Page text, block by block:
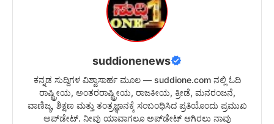
suddionenews
ಕನ್ನಡ ಸುದ್ದಿಗಳ ವಿಶ್ವಾಸಾರ್ಹ ಮೂಲ — suddione.com ನಲ್ಲಿ ಓದಿ
ರಾಷ್ಟ್ರೀಯ, ಅಂತರರಾಷ್ಟ್ರೀಯ, ರಾಜಕೀಯ, ಕ್ರೀಡೆ, ಮನರಂಜನೆ,
ವಾಣಿಜ್ಯ, ಶಿಕ್ಷಣ ಮತ್ತು ತಂತ್ರಜ್ಞಾನಕ್ಕೆ ಸಂಬಂಧಿಸಿದ ಪ್ರತಿಯೊಂದು ಪ್ರಮುಖ
ಅಪ್‌ಡೇಟ್. ನೀವು ಯಾವಾಗಲೂ ಅಪ್‌ಡೇಟ್ ಆಗಿರಲು ನಾವು